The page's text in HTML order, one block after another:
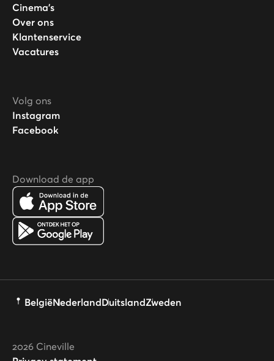
Cinema's
Over ons
Klantenservice
Vacatures
Volg ons
Instagram
Facebook
Download de app
BelgiëNederlandDuitslandZweden
2026 Cineville